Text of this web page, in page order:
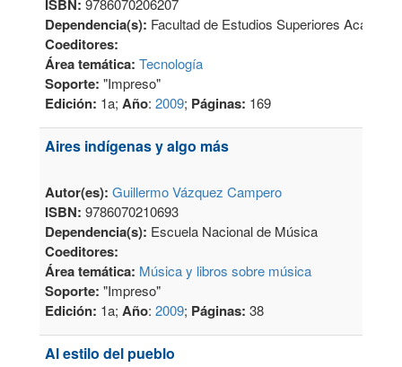
ISBN:9786070206207
Dependencia(s): Facultad de Estudios Superiores Acatlán
Coeditores:
Área temática: Tecnología
Soporte: "Impreso"
Edición: 1a;Año:2009; Páginas: 169
Aires indígenas y algo más
Autor(es):Guillermo Vázquez Campero
ISBN:9786070210693
Dependencia(s): Escuela Nacional de Música
Coeditores:
Área temática: Música y libros sobre música
Soporte: "Impreso"
Edición: 1a;Año:2009; Páginas:38
Al estilo del pueblo